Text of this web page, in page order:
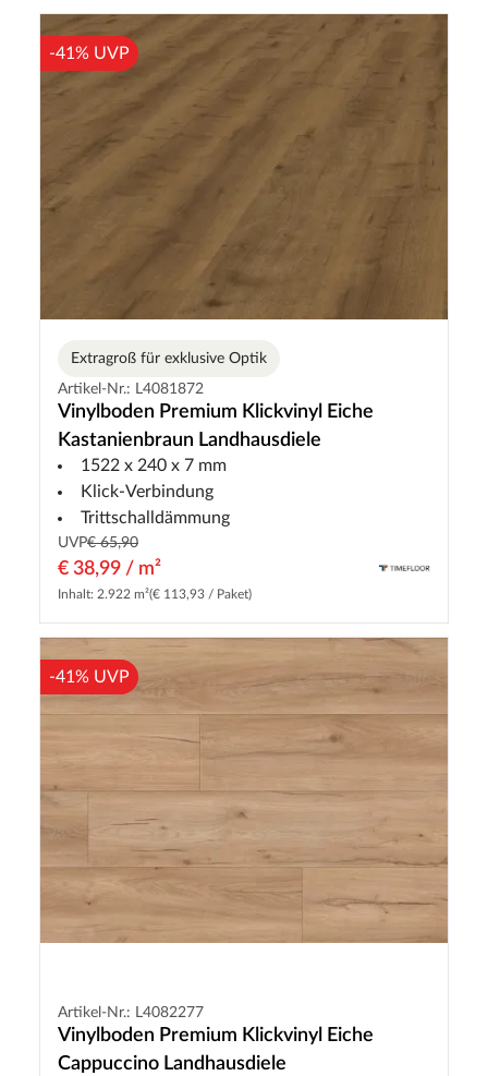
-41% UVP
Extragroß für exklusive Optik
Artikel-Nr.: L4081872
Vinylboden Premium Klickvinyl Eiche
Kastanienbraun Landhausdiele
1522 x 240 x 7 mm
Klick-Verbindung
Trittschalldämmung
UVP€ 65,90
€ 38,99 / m²
Inhalt: 2.922 m²(€ 113,93 / Paket)
-41% UVP
Artikel-Nr.: L4082277
Vinylboden Premium Klickvinyl Eiche
Cappuccino Landhausdiele